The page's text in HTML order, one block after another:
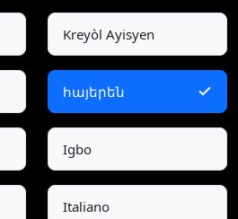
Kreyòl Ayisyen
հայերեն
Igbo
Italiano